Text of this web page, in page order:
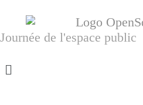
contenu
Journée de l'espace public
Menu